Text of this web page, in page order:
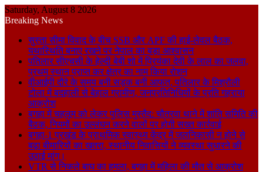
Saturday, August 8 2026
Breaking News
सुस्ता सीमा विवाद के बीच SSB और APF की हाई-लेवल बैठक,
यथास्थिति बनाए रखने पर नेपाल का बड़ा आश्वासन
पतिलार सीएचसी के हेल्दी बेबी शो में प्रियंका देवी के लाल का जलवा,
प्रथम स्थान प्राप्त कर क्षेत्र का नाम किया रोशन
वीआईपी दौरे के समय बनी सड़क बनी आफत, पतिलार के मिश्रौली
टोला में बदहाली से बेहाल ग्रामीण, जनप्रतिनिधियों के प्रति गहराया
आक्रोश
बगहा में चहलूम को लेकर पुलिस मुस्तैद: चौतरवा थाने में शांति समिति की
बैठक, नियमों का उल्लंघन करने वालों पर होगी सख्त कार्रवाई
बगहा-1 प्रखंड के प्राथमिक स्वास्थ्य केंद्र में जलनिकासी न होने से
बढ़ा बीमारियों का खतरा, स्थानीय निवासियों ने व्यवस्था सुधारने की
उठाई मांग।
VTR से निकले बाघ का हमला, बगहा में महिला की मौत से आक्रोश